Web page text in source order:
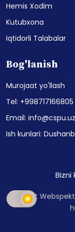
Hemis Xodim
Kutubxona
Iqtidorli Talabalar
Bog'lanish
Murojaat yo'llash
Tel: +998717166805
Email: info@cspu.uz
Ish kunlari:
Sayt